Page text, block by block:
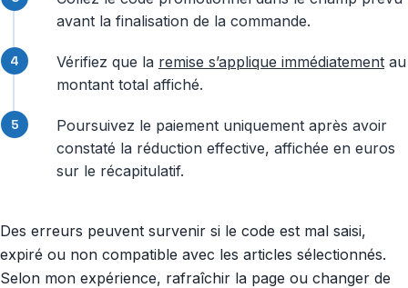
avant la finalisation de la commande.
Vérifiez que la remise s’applique immédiatement au
montant total affiché.
Poursuivez le paiement uniquement après avoir
constaté la réduction effective, affichée en euros
sur le récapitulatif.
Des erreurs peuvent survenir si le code est mal saisi,
expiré ou non compatible avec les articles sélectionnés.
Selon mon expérience, rafraîchir la page ou changer de